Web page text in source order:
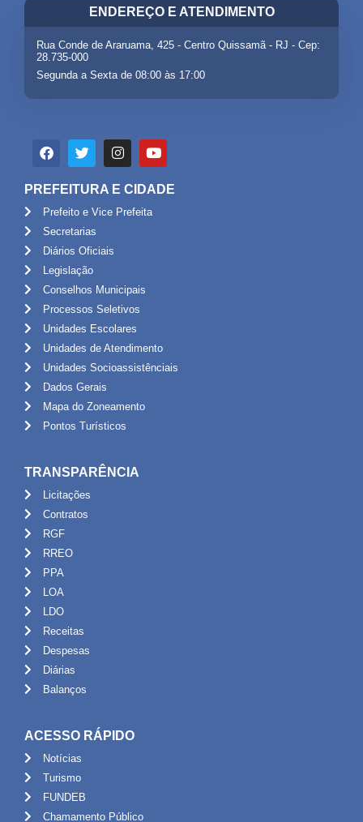
ENDEREÇO E ATENDIMENTO
Rua Conde de Araruama, 425 - Centro Quissamã - RJ - Cep:
28.735-000
Segunda a Sexta de 08:00 às 17:00
PREFEITURA E CIDADE
Prefeito e Vice Prefeita
Secretarias
Diários Oficiais
Legislação
Conselhos Municipais
Processos Seletivos
Unidades Escolares
Unidades de Atendimento
Unidades Socioassistênciais
Dados Gerais
Mapa do Zoneamento
Pontos Turísticos
TRANSPARÊNCIA
Licitações
Contratos
RGF
RREO
PPA
LOA
LDO
Receitas
Despesas
Diárias
Balanços
ACESSO RÁPIDO
Notícias
Turismo
FUNDEB
Chamamento Público